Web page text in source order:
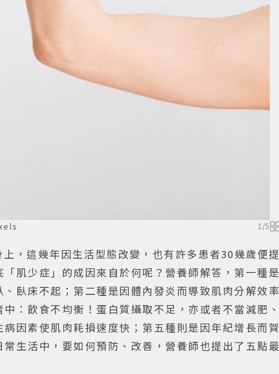
1/5
上，這幾年因生活型態改變，也有許多患者30幾歲便提
肌少症」的成因來自於何呢？營養師解答，第一種是
臥床不起；第二種是因體內發炎而導致肌肉分解效率
：飲食不均衡！蛋白質攝取不足，亦或者不當減肥、
因素使肌肉耗損速度快；第五種則是因年紀增長而賀
生活中，要如何預防、改善，營養師也提出了五點最